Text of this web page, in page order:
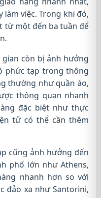
việc. Trong khi đó,
từ một đến ba tuần để
còn bị ảnh hưởng
phức tạp trong thông
thường như quần áo,
thông quan nhanh
đặc biệt như thực
tử có thể cần thêm
cũng ảnh hưởng đến
phố lớn như Athens,
nhanh hơn so với
đảo xa như Santorini,